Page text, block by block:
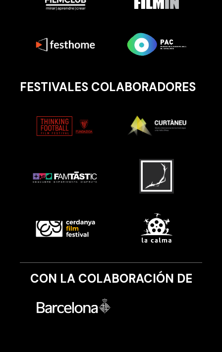
FESTIVALES COLABORADORES
CON LA COLABORACIÓN DE